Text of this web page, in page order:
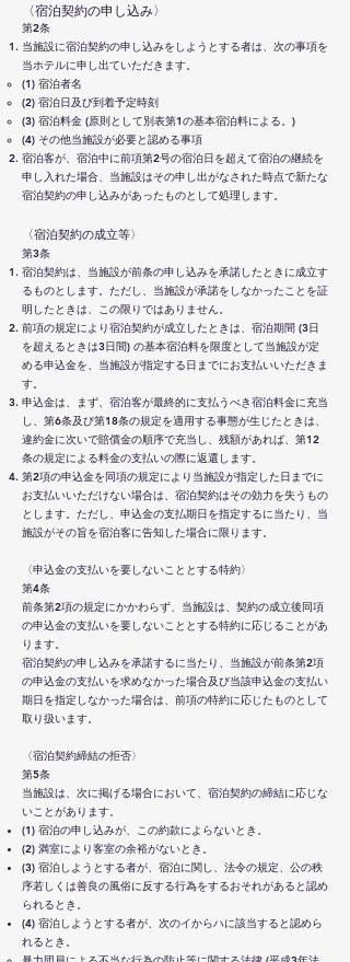
〈宿泊契約の申し込み〉
第2条
当施設に宿泊契約の申し込みをしようとする者は、次の事項を
当ホテルに申し出ていただきます。
(1) 宿泊者名
(2) 宿泊日及び到着予定時刻
(3) 宿泊料金 (原則として別表第1の基本宿泊料による。)
(4) その他当施設が必要と認める事項
宿泊客が、宿泊中に前項第2号の宿泊日を超えて宿泊の継続を
申し入れた場合、当施設はその申し出がなされた時点で新たな
宿泊契約の申し込みがあったものとして処理します。
〈宿泊契約の成立等〉
第3条
宿泊契約は、当施設が前条の申し込みを承諾したときに成立す
るものとします。ただし、当施設が承諾をしなかったことを証
明したときは、この限りではありません。
前項の規定により宿泊契約が成立したときは、宿泊期間 (3日
を超えるときは3日間) の基本宿泊料を限度として当施設が定
める申込金を、当施設が指定する日までにお支払いいただきま
す。
申込金は、まず、宿泊客が最終的に支払うべき宿泊料金に充当
し、第6条及び第18条の規定を適用する事態が生じたときは、
違約金に次いで賠償金の順序で充当し、残額があれば、第12
条の規定による料金の支払いの際に返還します。
第2項の申込金を同項の規定により当施設が指定した日までに
お支払いいただけない場合は、宿泊契約はその効力を失うもの
とします。ただし、申込金の支払期日を指定するに当たり、当
施設がその旨を宿泊客に告知した場合に限ります。
〈申込金の支払いを要しないこととする特約〉
第4条
前条第2項の規定にかかわらず、当施設は、契約の成立後同項
の申込金の支払いを要しないこととする特約に応じることがあ
ります。
宿泊契約の申し込みを承諾するに当たり、当施設が前条第2項
の申込金の支払いを求めなかった場合及び当該申込金の支払い
期日を指定しなかった場合は、前項の特約に応じたものとして
取り扱います。
〈宿泊契約締結の拒否〉
第5条
当施設は、次に掲げる場合において、宿泊契約の締結に応じな
いことがあります。
(1) 宿泊の申し込みが、この約款によらないとき。
(2) 満室により客室の余裕がないとき。
(3) 宿泊しようとする者が、宿泊に関し、法令の規定、公の秩
序若しくは善良の風俗に反する行為をするおそれがあると認め
られるとき。
(4) 宿泊しようとする者が、次のイからハに該当すると認めら
れるとき。